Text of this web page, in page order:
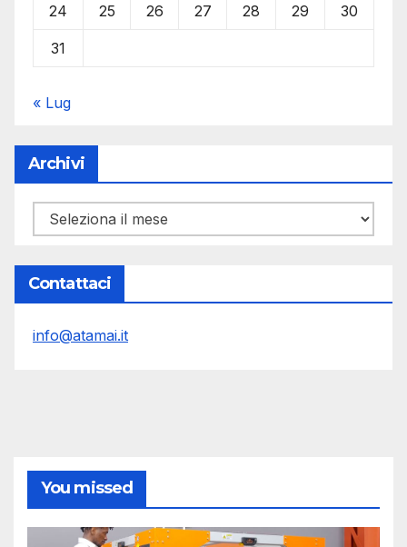
24 25 26 27 28 29 30
31
« Lug
Archivi
Archivi
Contattaci
info@atamai.it
You missed